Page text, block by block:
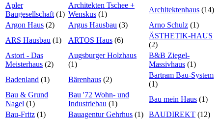
Apler
Baugesellschaft (1)
Architekten Tschee +
Wenskus (1)
Architektenhaus (14)
Argon Haus (2) Argus Hausbau (3) Arno Schulz (1)
ARS Hausbau (1) ARTOS Haus (6)
ÄSTHETIK-HAUS
(2)
Astori - Das
Meisterhaus (2)
Augsburger Holzhaus
(1)
B&B Ziegel-
Massivhaus (1)
Badenland (1) Bärenhaus (2)
Bartram Bau-System
(1)
Bau & Grund
Nagel (1)
Bau '72 Wohn- und
Industriebau (1)
Bau mein Haus (1)
Bau-Fritz (1) Bauagentur Gehrhus (1) BAUDIREKT (12)